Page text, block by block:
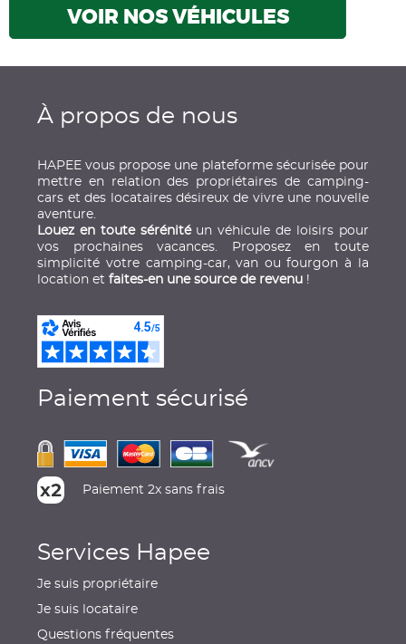
VOIR NOS VÉHICULES
À propos de nous
HAPEE vous propose une plateforme sécurisée pour
mettre en relation des propriétaires de camping-
cars et des locataires désireux de vivre une nouvelle
aventure.
Louez en toute sérénitéun véhicule de loisirs pour
vos prochaines vacances. Proposez en toute
simplicité votre camping-car, van ou fourgon à la
location etfaites-en une source de revenu !
Paiement sécurisé
Paiement 2x sans frais
Services Hapee
Je suis propriétaire
Je suis locataire
Questions fréquentes